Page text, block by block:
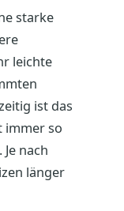
starke
leichte
ist das
immer so
nach
länger